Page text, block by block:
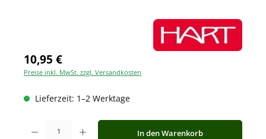
10,95 €
Preise inkl. MwSt. zzgl. Versandkosten
Lieferzeit: 1–2 Werktage
Produkt Anzahl: Gib den gewünschten Wert ein oder benutze die
In den Warenkorb